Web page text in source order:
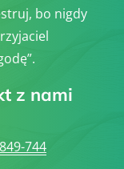
bo nigdy
z nami
744